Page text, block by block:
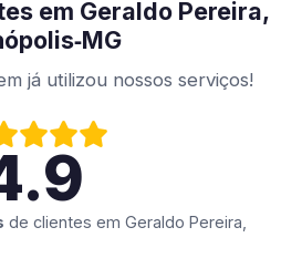
em Geraldo Pereira,
já utilizou nossos serviços!
de clientes em Geraldo Pereira,